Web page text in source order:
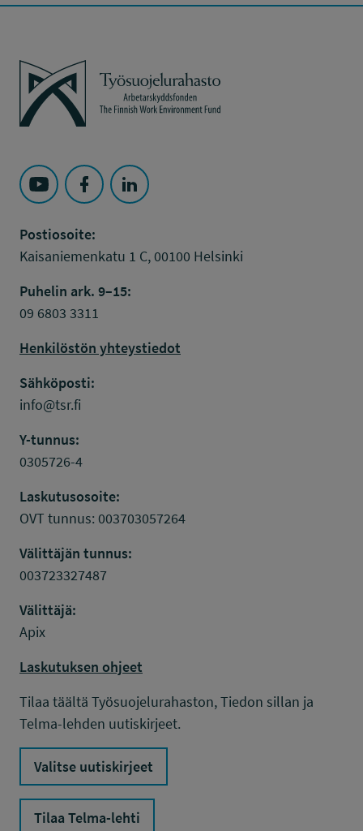
Työsuojelurahasto
Seuraa Työsuojelurahasto kohteessa: YouTube
Seuraa Työsuojelurahasto kohteessa:
Seuraa Työsuojelurahasto kohteessa:
Postiosoite:
Kaisaniemenkatu 1 C, 00100 Helsinki
Puhelin ark. 9–15:
09 6803 3311
Henkilöstön yhteystiedot
Sähköposti:
info@tsr.fi
Y-tunnus:
0305726-4
Laskutusosoite:
OVT tunnus: 003703057264
Välittäjän tunnus:
003723327487
Välittäjä:
Apix
Laskutuksen ohjeet
Tilaa täältä Työsuojelurahaston, Tiedon sillan ja
Telma-lehden uutiskirjeet.
Valitse uutiskirjeet
Tilaa Telma-lehti